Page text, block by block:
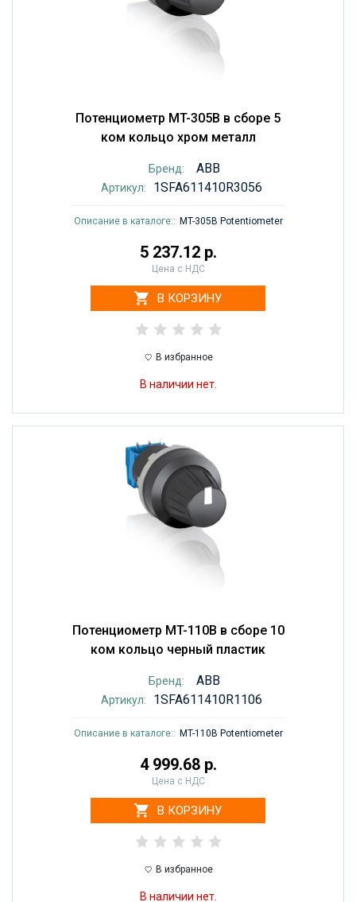
Потенциометр MT-305B в сборе 5
ком кольцо хром металл
Бренд: ABB
Артикул: 1SFA611410R3056
Описание в каталоге:: MT-305B Potentiometer
5 237.12 р.
Цена с НДС
В КОРЗИНУ
В избранное
В наличии нет.
Потенциометр MT-110B в сборе 10
ком кольцо черный пластик
Бренд: ABB
Артикул: 1SFA611410R1106
Описание в каталоге:: MT-110B Potentiometer
4 999.68 р.
Цена с НДС
В КОРЗИНУ
В избранное
В наличии нет.